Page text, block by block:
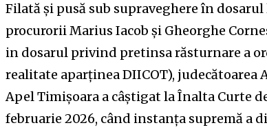
Filată și pusă sub supraveghere în
procurorii Marius Iacob și Gheorghe
in dosarul privind pretinsa răsturnare a
realitate aparținea DIICOT), judecătoarea
Apel Timișoara a câștigat la Înalta Curte
februarie 2026, când instanța supremă a